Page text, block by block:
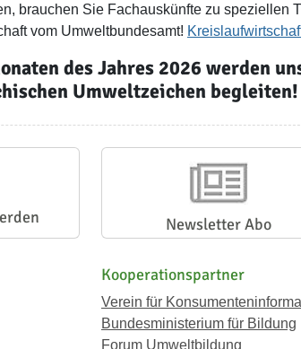
brauchen Sie Fachauskünfte zu
vom Umweltbundesamt!
des Jahres 2026 werden
Umweltzeichen begleiten!
Newsletter Abo
Kooperationspartner
Verein für
Bundesministerium für Bildung
Forum Umweltbildung